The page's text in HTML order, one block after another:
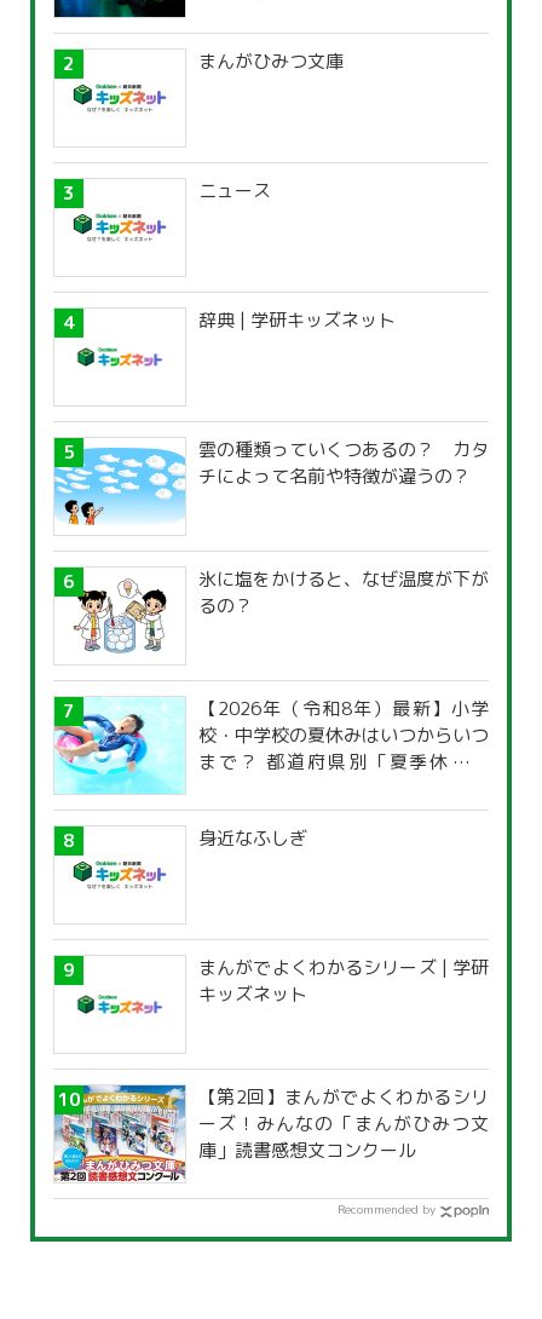
まんがひみつ文庫
ニュース
辞典 | 学研キッズネット
雲の種類っていくつあるの？ カタ
チによって名前や特徴が違うの？
氷に塩をかけると、なぜ温度が下が
るの？
【2026年（令和8年）最新】小学
校・中学校の夏休みはいつからいつ
まで？ 都道府県別「夏季休暇一
身近なふしぎ
まんがでよくわかるシリーズ | 学研
キッズネット
【第2回】まんがでよくわかるシリ
ーズ！みんなの「まんがひみつ文
庫」読書感想文コンクール
Recommended by